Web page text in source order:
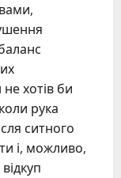
не хотів би
рука
ситного
і, можливо,